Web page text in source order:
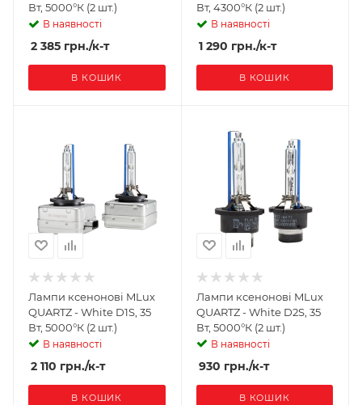
Вт, 5000°К (2 шт.)
В наявності
2 385 грн./к-т
В КОШИК
Вт, 4300°К (2 шт.)
В наявності
1 290 грн./к-т
В КОШИК
Лампи ксенонові MLux
QUARTZ - White D1S, 35
Вт, 5000°К (2 шт.)
В наявності
2 110 грн./к-т
В КОШИК
Лампи ксенонові MLux
QUARTZ - White D2S, 35
Вт, 5000°К (2 шт.)
В наявності
930 грн./к-т
В КОШИК